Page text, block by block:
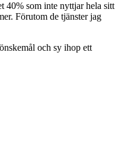
40% som inte nyttjar hela sitt
Förutom de tjänster jag
och sy ihop ett